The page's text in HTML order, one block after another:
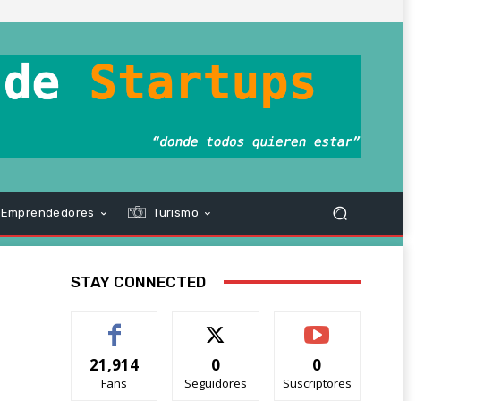
Emprendedores Turismo
STAY CONNECTED
21,914
Fans
0
Seguidores
0
Suscriptores